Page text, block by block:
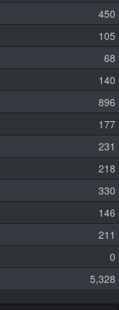
450
105
68
140
896
177
231
218
330
146
211
0
5,328